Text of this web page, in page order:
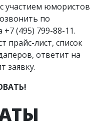
участием юмористов
по
+7 (495) 799-88-11.
прайс-лист, список
ответит на
заявку.